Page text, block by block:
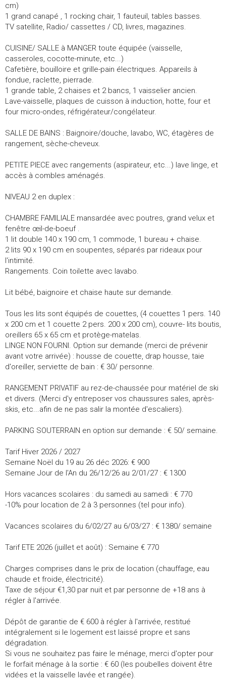
cm)
1 grand canapé , 1 rocking chair, 1 fauteuil, tables basses.
TV satellite, Radio/ cassettes / CD, livres, magazines.
CUISINE/ SALLE à MANGER toute équipée (vaisselle,
casseroles, cocotte-minute, etc...)
Cafetière, bouilloire et grille-pain électriques. Appareils à
fondue, raclette, pierrade.
1 grande table, 2 chaises et 2 bancs, 1 vaisselier ancien.
Lave-vaisselle, plaques de cuisson à induction, hotte, four et
four micro-ondes, réfrigérateur/congélateur.
SALLE DE BAINS : Baignoire/douche, lavabo, WC, étagères de
rangement, sèche-cheveux.
PETITE PIECE avec rangements (aspirateur, etc...) lave linge, et
accès à combles aménagés.
NIVEAU 2 en duplex :
CHAMBRE FAMILIALE mansardée avec poutres, grand velux et
fenêtre œil-de-boeuf .
1 lit double 140 x 190 cm, 1 commode, 1 bureau + chaise.
2 lits 90 x 190 cm en soupentes, séparés par rideaux pour
l'intimité.
Rangements. Coin toilette avec lavabo.
Lit bébé, baignoire et chaise haute sur demande.
Tous les lits sont équipés de couettes, (4 couettes 1 pers. 140
x 200 cm et 1 couette 2 pers. 200 x 200 cm), couvre- lits boutis,
oreillers 65 x 65 cm et protège-matelas.
LINGE NON FOURNI. Option sur demande (merci de prévenir
avant votre arrivée) : housse de couette, drap housse, taie
d'oreiller, serviette de bain : € 30/ personne.
RANGEMENT PRIVATIF au rez-de-chaussée pour matériel de ski
et divers. (Merci d'y entreposer vos chaussures sales, après-
skis, etc...afin de ne pas salir la montée d'escaliers).
PARKING SOUTERRAIN en option sur demande : € 50/ semaine.
Tarif Hiver 2026 / 2027
Semaine Noël du 19 au 26 déc 2026: € 900
Semaine Jour de l'An du 26/12/26 au 2/01/27 : € 1300
Hors vacances scolaires : du samedi au samedi : € 770
-10% pour location de 2 à 3 personnes (tel pour info).
Vacances scolaires du 6/02/27 au 6/03/27 : € 1380/ semaine
Tarif ETE 2026 (juillet et août) : Semaine € 770
Charges comprises dans le prix de location (chauffage, eau
chaude et froide, électricité).
Taxe de séjour €1,30 par nuit et par personne de +18 ans à
régler à l'arrivée.
Dépôt de garantie de € 600 à régler à l'arrivée, restitué
intégralement si le logement est laissé propre et sans
dégradation.
Si vous ne souhaitez pas faire le ménage, merci d'opter pour
le forfait ménage à la sortie : € 60 (les poubelles doivent être
vidées et la vaisselle lavée et rangée).